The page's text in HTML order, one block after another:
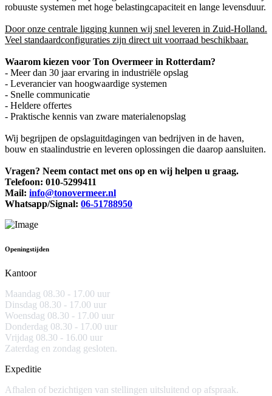
robuuste systemen met hoge belastingcapaciteit en lange levensduur.
Door onze centrale ligging kunnen wij snel leveren in Zuid-Holland.
Veel standaardconfiguraties zijn direct uit voorraad beschikbaar.
Waarom kiezen voor Ton Overmeer in Rotterdam?
- Meer dan 30 jaar ervaring in industriële opslag
- Leverancier van hoogwaardige systemen
- Snelle communicatie
- Heldere offertes
- Praktische kennis van zware materialenopslag
Wij begrijpen de opslaguitdagingen van bedrijven in de haven,
bouw en staalindustrie en leveren oplossingen die daarop aansluiten.
Vragen? Neem contact met ons op en wij helpen u graag.
Telefoon: 010-5299411
Mail: info@tonovermeer.nl
Whatsapp/Signal: 06-51788950
Openingstijden
Kantoor
Maandag 08.30 - 17.00 uur
Dinsdag 08.30 - 17.00 uur
Woensdag 08.30 - 17.00 uur
Donderdag 08.30 - 17.00 uur
Vrijdag 08.30 - 16.00 uur
Zaterdag en zondag gesloten.
Expeditie
Afhalen of bezichtigen van stellingen uitsluitend op afspraak.